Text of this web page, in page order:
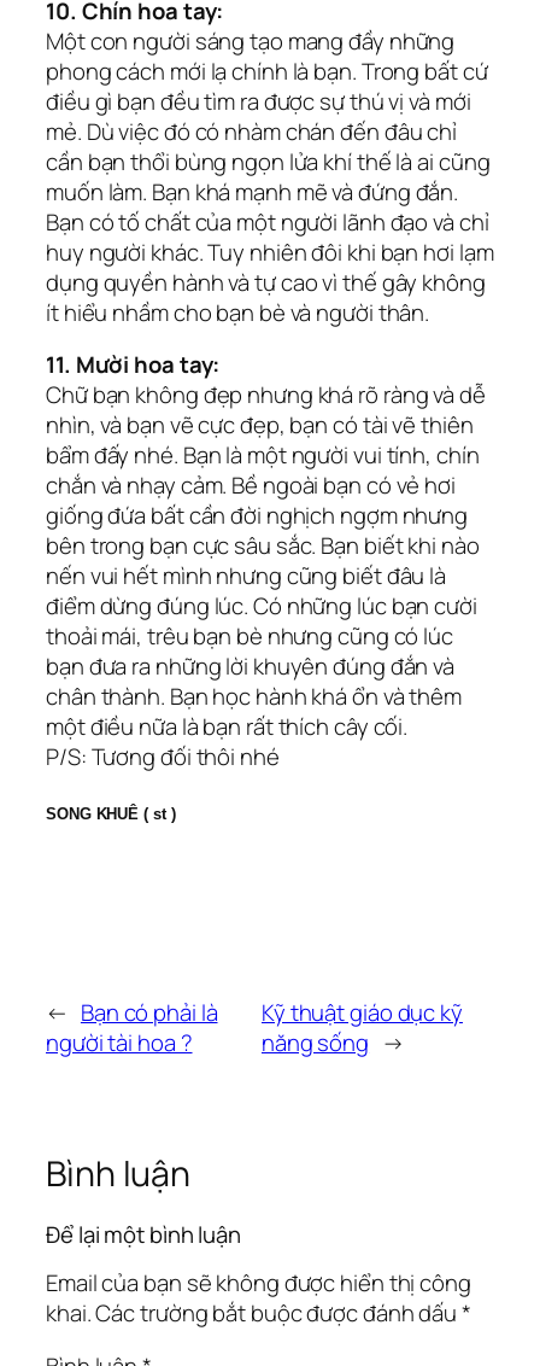
10. Chín hoa tay:
Một con người sáng tạo mang đầy những
phong cách mới lạ chính là bạn. Trong bất cứ
điều gì bạn đều tìm ra được sự thú vị và mới
mẻ. Dù việc đó có nhàm chán đến đâu chỉ
cần bạn thổi bùng ngọn lửa khí thế là ai cũng
muốn làm. Bạn khá mạnh mẽ và đứng đắn.
Bạn có tố chất của một người lãnh đạo và chỉ
huy người khác. Tuy nhiên đôi khi bạn hơi lạm
dụng quyền hành và tự cao vì thế gây không
ít hiểu nhầm cho bạn bè và người thân.
11. Mười hoa tay:
Chữ bạn không đẹp nhưng khá rõ ràng và dễ
nhìn, và bạn vẽ cực đẹp, bạn có tài vẽ thiên
bẩm đấy nhé. Bạn là một người vui tính, chín
chắn và nhạy cảm. Bề ngoài bạn có vẻ hơi
giống đứa bất cần đời nghịch ngợm nhưng
bên trong bạn cực sâu sắc. Bạn biết khi nào
nến vui hết mình nhưng cũng biết đâu là
điểm dừng đúng lúc. Có những lúc bạn cười
thoải mái, trêu bạn bè nhưng cũng có lúc
bạn đưa ra những lời khuyên đúng đắn và
chân thành. Bạn học hành khá ổn và thêm
một điều nữa là bạn rất thích cây cối.
P/S: Tương đối thôi nhé
SONG KHUÊ ( st )
← Bạn có phải là
người tài hoa ?
Kỹ thuật giáo dục kỹ
năng sống →
Bình luận
Để lại một bình luận
Email của bạn sẽ không được hiển thị công
khai.Các trường bắt buộc được đánh dấu*